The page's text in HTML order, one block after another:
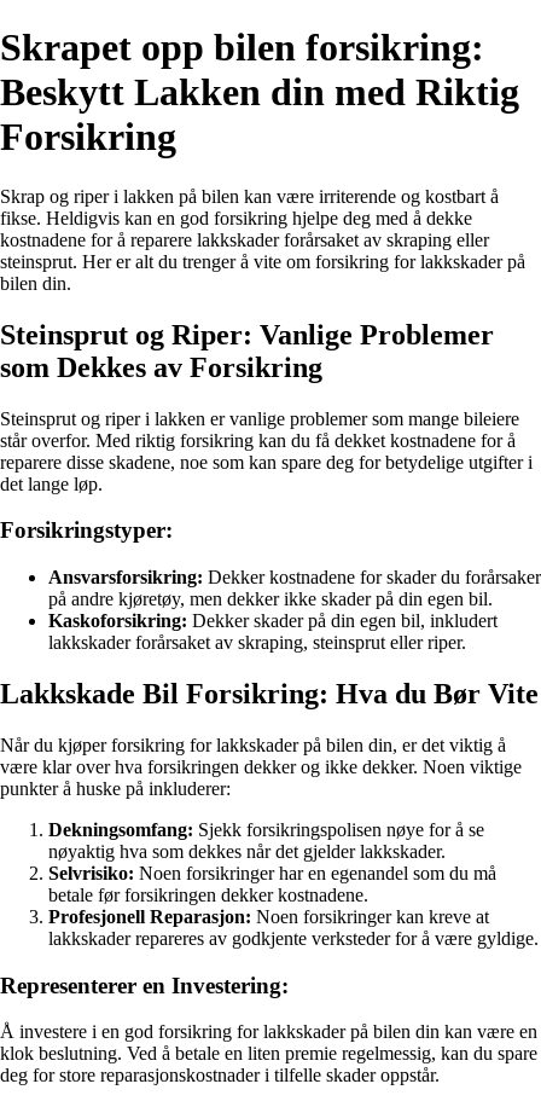
Skrapet opp bilen forsikring:
Beskytt Lakken din med Riktig
Forsikring
Skrap og riper i lakken på bilen kan være irriterende og kostbart å
fikse. Heldigvis kan en god forsikring hjelpe deg med å dekke
kostnadene for å reparere lakkskader forårsaket av skraping eller
steinsprut. Her er alt du trenger å vite om forsikring for lakkskader på
bilen din.
Steinsprut og Riper: Vanlige Problemer
som Dekkes av Forsikring
Steinsprut og riper i lakken er vanlige problemer som mange bileiere
står overfor. Med riktig forsikring kan du få dekket kostnadene for å
reparere disse skadene, noe som kan spare deg for betydelige utgifter i
det lange løp.
Forsikringstyper:
Ansvarsforsikring: Dekker kostnadene for skader du forårsaker
på andre kjøretøy, men dekker ikke skader på din egen bil.
Kaskoforsikring: Dekker skader på din egen bil, inkludert
lakkskader forårsaket av skraping, steinsprut eller riper.
Lakkskade Bil Forsikring: Hva du Bør Vite
Når du kjøper forsikring for lakkskader på bilen din, er det viktig å
være klar over hva forsikringen dekker og ikke dekker. Noen viktige
punkter å huske på inkluderer:
Dekningsomfang: Sjekk forsikringspolisen nøye for å se
nøyaktig hva som dekkes når det gjelder lakkskader.
Selvrisiko: Noen forsikringer har en egenandel som du må
betale før forsikringen dekker kostnadene.
Profesjonell Reparasjon: Noen forsikringer kan kreve at
lakkskader repareres av godkjente verksteder for å være gyldige.
Representerer en Investering:
Å investere i en god forsikring for lakkskader på bilen din kan være en
klok beslutning. Ved å betale en liten premie regelmessig, kan du spare
deg for store reparasjonskostnader i tilfelle skader oppstår.